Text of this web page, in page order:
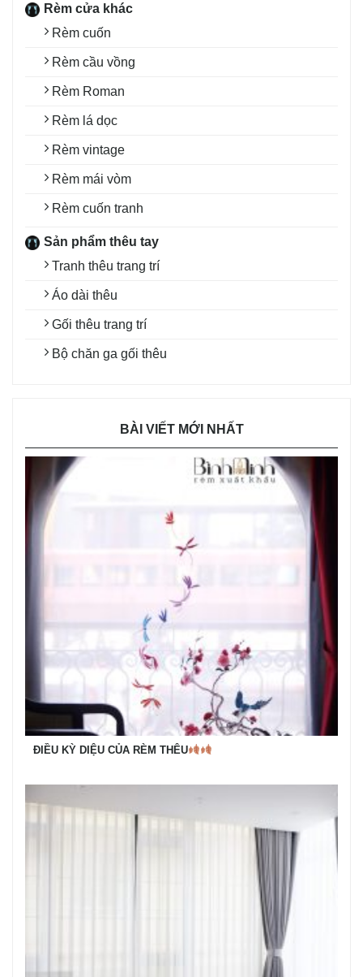
Rèm cửa khác
Rèm cuốn
Rèm cầu vồng
Rèm Roman
Rèm lá dọc
Rèm vintage
Rèm mái vòm
Rèm cuốn tranh
Sản phẩm thêu tay
Tranh thêu trang trí
Áo dài thêu
Gối thêu trang trí
Bộ chăn ga gối thêu
BÀI VIẾT MỚI NHẤT
ĐIỀU KỲ DIỆU CỦA RÈM THÊU